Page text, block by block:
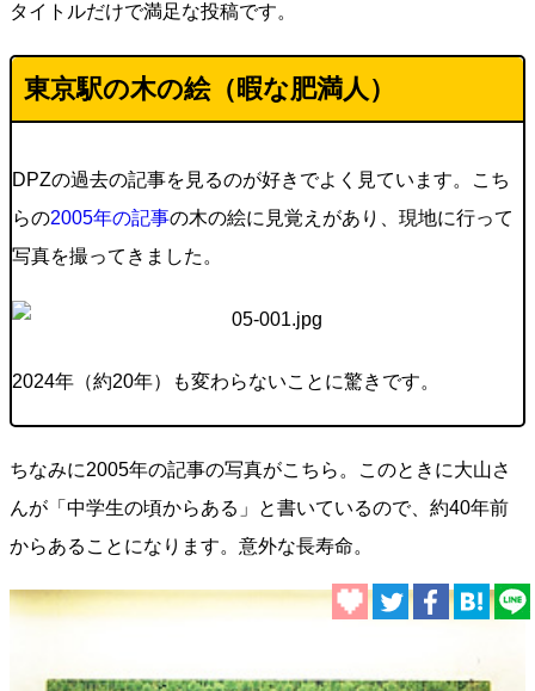
タイトルだけで満足な投稿です。
東京駅の木の絵（暇な肥満人）
DPZの過去の記事を見るのが好きでよく見ています。こち
らの2005年の記事の木の絵に見覚えがあり、現地に行って
写真を撮ってきました。
2024年（約20年）も変わらないことに驚きです。
ちなみに2005年の記事の写真がこちら。このときに大山さ
んが「中学生の頃からある」と書いているので、約40年前
からあることになります。意外な長寿命。